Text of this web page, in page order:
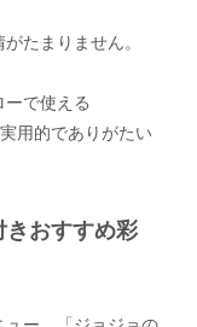
たまりません。
で使える
用的でありがたい
きおすすめ彩